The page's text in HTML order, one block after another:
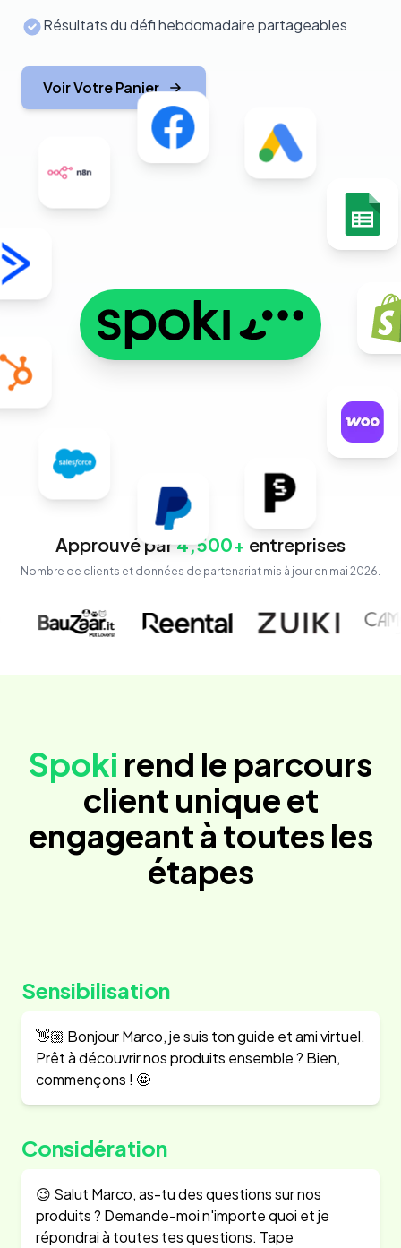
Résultats du défi hebdomadaire partageables
Voir Votre Panier
Approuvé par4,500+ entreprises
Nombre de clients et données de partenariat mis à jour en mai 2026.
Spoki rend le parcours
client unique et
engageant à toutes les
étapes
Sensibilisation
👋🏼 Bonjour Marco, je suis ton guide et ami virtuel.
Prêt à découvrir nos produits ensemble ? Bien,
commençons ! 🤩
Considération
😉 Salut Marco, as-tu des questions sur nos
produits ? Demande-moi n'importe quoi et je
répondrai à toutes tes questions. Tape